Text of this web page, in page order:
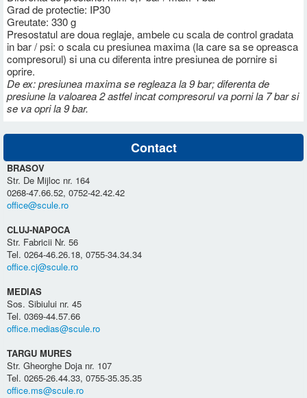
Grad de protectie: IP30
Greutate: 330 g
Presostatul are doua reglaje, ambele cu scala de control gradata
in bar / psi: o scala cu presiunea maxima (la care sa se opreasca
compresorul) si una cu diferenta intre presiunea de pornire si
oprire.
De ex: presiunea maxima se regleaza la 9 bar; diferenta de
presiune la valoarea 2 astfel incat compresorul va porni la 7 bar si
se va opri la 9 bar.
Contact
BRASOV
Str. De Mijloc nr. 164
0268-47.66.52, 0752-42.42.42
office@scule.ro
CLUJ-NAPOCA
Str. Fabricii Nr. 56
Tel. 0264-46.26.18, 0755-34.34.34
office.cj@scule.ro
MEDIAS
Sos. Sibiului nr. 45
Tel. 0369-44.57.66
office.medias@scule.ro
TARGU MURES
Str. Gheorghe Doja nr. 107
Tel. 0265-26.44.33, 0755-35.35.35
office.ms@scule.ro